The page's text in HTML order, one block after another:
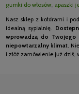
gumki do włosów apaszki
Nasz sklep z kołdrami i
idealną sypialnię.
wprowadzą do Twojego
niepowtarzalny klimat .
i złóż zamówienie już dziś,